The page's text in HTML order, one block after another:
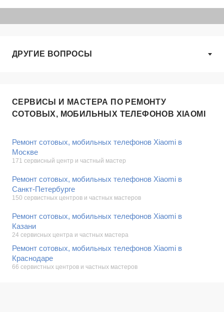
ДРУГИЕ ВОПРОСЫ
СЕРВИСЫ И МАСТЕРА ПО РЕМОНТУ
СОТОВЫХ, МОБИЛЬНЫХ ТЕЛЕФОНОВ XIAOMI
Ремонт сотовых, мобильных телефонов Xiaomi в
Москве
171 сервисный центр и частный мастер
Ремонт сотовых, мобильных телефонов Xiaomi в
Санкт-Петербурге
150 сервистных центров и частных мастеров
Ремонт сотовых, мобильных телефонов Xiaomi в
Казани
24 сервисных центра и частных мастера
Ремонт сотовых, мобильных телефонов Xiaomi в
Краснодаре
66 сервистных центров и частных мастеров